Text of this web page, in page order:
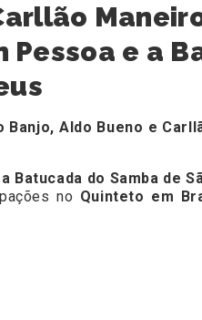
e a
Banjo, Aldo Bueno e
Batucada do Samba de
no Quinteto em